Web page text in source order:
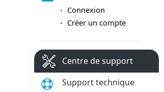
Connexion
Créer un compte
Centre de support
Support technique